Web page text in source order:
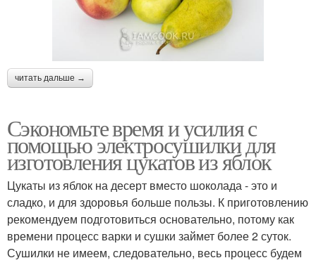
читать дальше →
Сэкономьте время и усилия с
помощью электросушилки для
изготовления цукатов из яблок
Цукаты из яблок на десерт вместо шоколада - это и
сладко, и для здоровья больше пользы. К приготовлению
рекомендуем подготовиться основательно, потому как
времени процесс варки и сушки займет более 2 суток.
Сушилки не имеем, следовательно, весь процесс будем